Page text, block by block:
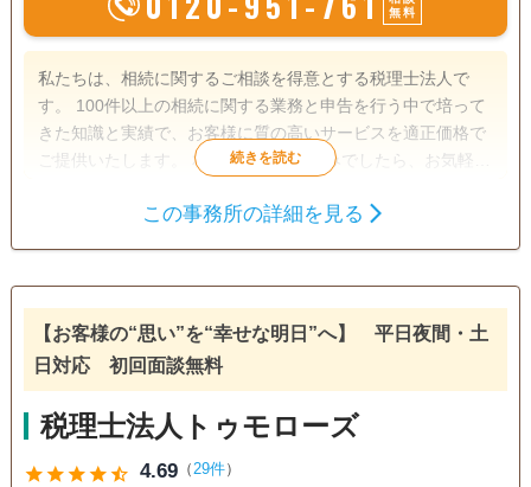
無料
私たちは、相続に関するご相談を得意とする税理士法人で
す。 100件以上の相続に関する業務と申告を行う中で培って
きた知識と実績で、お客様に質の高いサービスを適正価格で
ご提供いたします。 相続のことでお悩みでしたら、お気軽に
遺産分割
銀行手続き 戸籍収集 相続税対策
電話相談可 訪問可 土日相談可
18時以降相談可 オンライン面談可 事務所面談可
この事務所の詳細を見る
【お客様の“思い”を“幸せな明日”へ】 平日夜間・土
日対応 初回面談無料
税理士法人トゥモローズ
starstarstarstarstar_half 4.69（29件）